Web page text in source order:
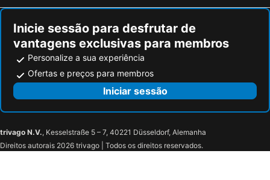
Inicie sessão para desfrutar de
vantagens exclusivas para membros
Personalize a sua experiência
Ofertas e preços para membros
Iniciar sessão
trivago N.V., Kesselstraße 5 – 7, 40221 Düsseldorf, Alemanha
Direitos autorais 2026 trivago | Todos os direitos reservados.